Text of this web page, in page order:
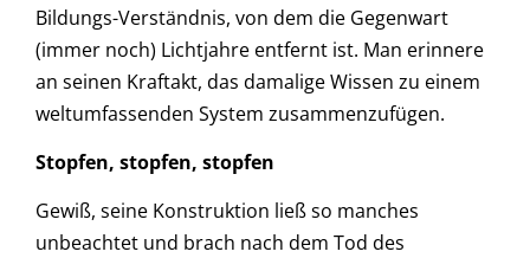
Bildungs-Verständnis, von dem die Gegenwart
(immer noch) Lichtjahre entfernt ist. Man erinnere
an seinen Kraftakt, das damalige Wissen zu einem
weltumfassenden System zusammenzufügen.
Stopfen, stopfen, stopfen
Gewiß, seine Konstruktion ließ so manches
unbeachtet und brach nach dem Tod des